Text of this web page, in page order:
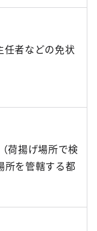
任者などの免状
荷揚げ場所で検
所を管轄する都